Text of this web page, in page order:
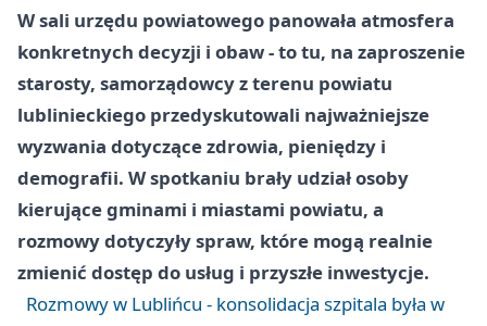
W sali urzędu powiatowego panowała atmosfera
konkretnych decyzji i obaw - to tu, na zaproszenie
starosty, samorządowcy z terenu powiatu
lublinieckiego przedyskutowali najważniejsze
wyzwania dotyczące zdrowia, pieniędzy i
demografii. W spotkaniu brały udział osoby
kierujące gminami i miastami powiatu, a
rozmowy dotyczyły spraw, które mogą realnie
zmienić dostęp do usług i przyszłe inwestycje.
Rozmowy w Lublińcu - konsolidacja szpitala była w